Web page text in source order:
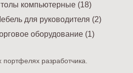
компьютерные (18)
для руководителя (2)
оборудование (1)
разработчика.